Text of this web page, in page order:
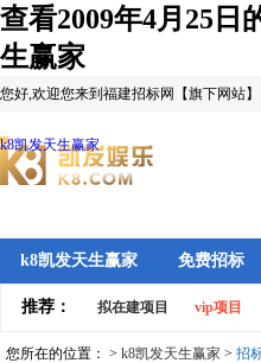
查看2009年4月25日
生赢家
您好,欢迎您来到福建招标网【旗下网站】
k8凯发天生赢家
k8凯发天生赢家 免费招标
推荐： 拟在建项目 vip项目
您所在的位置： > k8凯发天生赢家 > 招